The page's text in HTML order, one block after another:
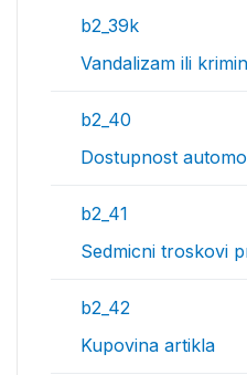
b2_39k
Vandalizam ili
b2_40
Dostupnost
b2_41
Sedmicni troskovi
b2_42
Kupovina artikla